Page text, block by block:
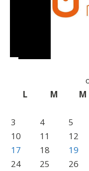
L
M M
3
4 5
10
11 12
17
18 19
24
25 26